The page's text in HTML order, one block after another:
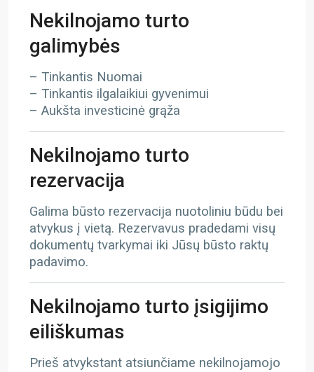
Nekilnojamo turto
galimybės
– Tinkantis Nuomai
– Tinkantis ilgalaikiui gyvenimui
– Aukšta investicinė grąža
Nekilnojamo turto
rezervacija
Galima būsto rezervacija nuotoliniu būdu bei
atvykus į vietą. Rezervavus pradedami visų
dokumentų tvarkymai iki Jūsų būsto raktų
padavimo.
Nekilnojamo turto įsigijimo
eiliškumas
Prieš atvykstant atsiunčiame nekilnojamojo